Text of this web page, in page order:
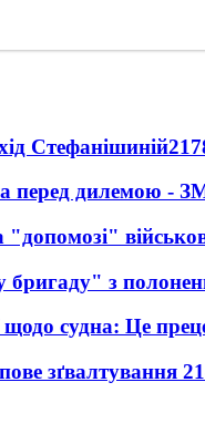
Стефанішиній
перед дилемою -
бригаду" з
судна: Це
зґвалтування